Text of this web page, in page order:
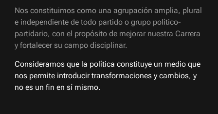
Nos constituimos como una agrupación amplia, plural
e independiente de todo partido o grupo político-
partidario, con el propósito de mejorar nuestra Carrera
y fortalecer su campo disciplinar.
Consideramos que la política constituye un medio que
nos permite introducir transformaciones y cambios, y
no es un fin en sí mismo.